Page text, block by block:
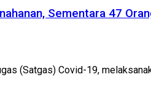
Sementara 47
(Satgas) Covid-19,